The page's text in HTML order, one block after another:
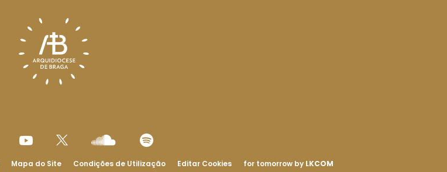
Mapa do Site Condições de Utilização Editar Cookies for tomorrow by LKCOM